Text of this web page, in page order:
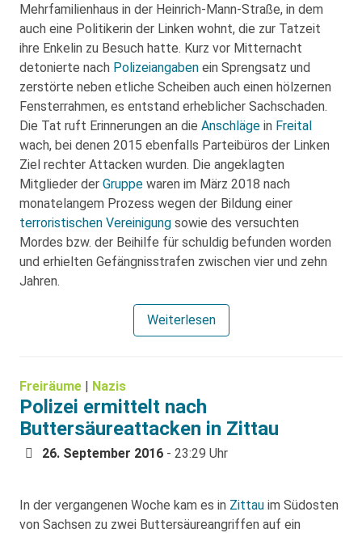
Mehrfamilienhaus in der Heinrich-Mann-Straße, in dem
auch eine Politikerin der Linken wohnt, die zur Tatzeit
ihre Enkelin zu Besuch hatte. Kurz vor Mitternacht
detonierte nach Polizeiangaben ein Sprengsatz und
zerstörte neben etliche Scheiben auch einen hölzernen
Fensterrahmen, es entstand erheblicher Sachschaden.
Die Tat ruft Erinnerungen an die Anschläge in Freital
wach, bei denen 2015 ebenfalls Parteibüros der Linken
Ziel rechter Attacken wurden. Die angeklagten
Mitglieder der Gruppe waren im März 2018 nach
monatelangem Prozess wegen der Bildung einer
terroristischen Vereinigung sowie des versuchten
Mordes bzw. der Beihilfe für schuldig befunden worden
und erhielten Gefängnisstrafen zwischen vier und zehn
Jahren.
Weiterlesen
Freiräume | Nazis
Polizei ermittelt nach
Buttersäureattacken in Zittau
26. September 2016 - 23:29 Uhr
In der vergangenen Woche kam es in Zittau im Südosten
von Sachsen zu zwei Buttersäureangriffen auf ein